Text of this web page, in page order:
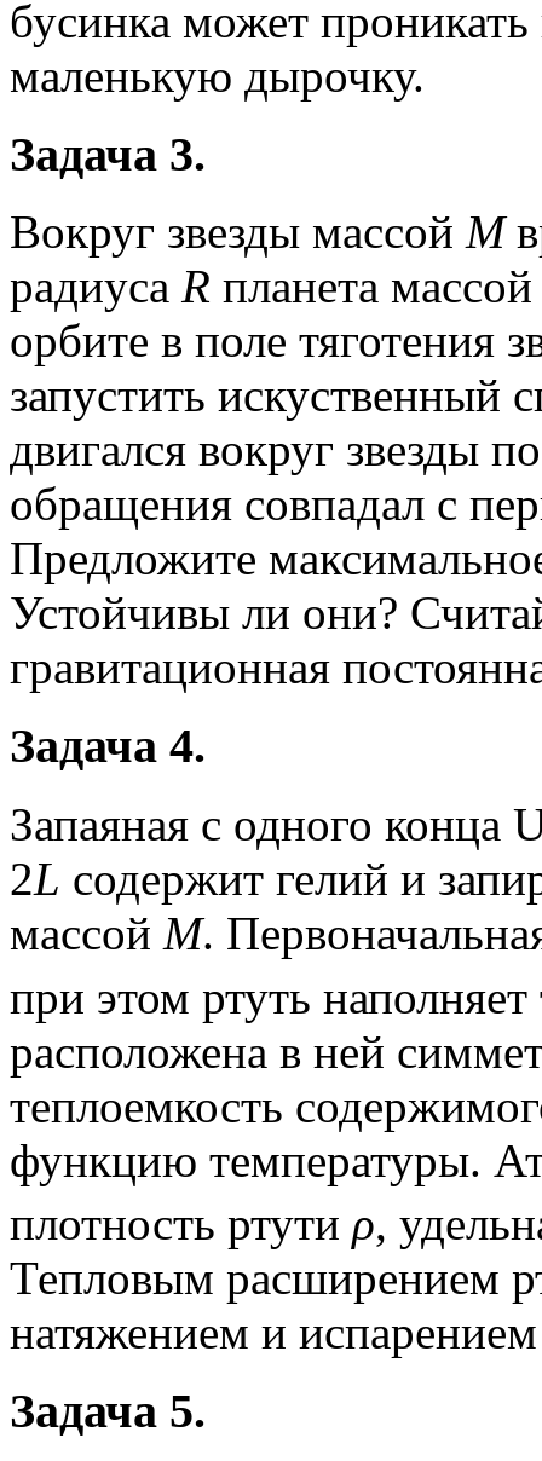
бусинка может
маленькую дырочку.
Задача 3.
Вокруг звезды массой M
радиуса R планета
орбите в поле тяготения
запустить искуственный
двигался вокруг звезды
обращения совпадал с
Предложите
Устойчивы ли они?
гравитационная
Задача 4.
Запаяная с одного конца
2L содержит гелий и
массой M.
при этом ртуть
расположена в ней
теплоемкость
функцию температуры.
плотность ртути ρ,
Тепловым расширением
натяжением и
Задача 5.